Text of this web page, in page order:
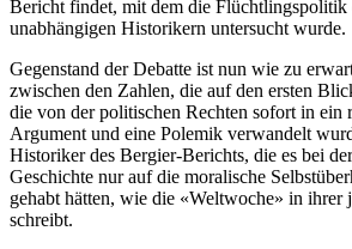
Bericht findet, mit dem die Flüchtlingspolitik
unabhängigen Historikern untersucht wurde.
Gegenstand der Debatte ist nun wie zu
zwischen den Zahlen, die auf den ersten
die von der politischen Rechten sofort in ein
Argument und eine Polemik verwandelt
Historiker des Bergier-Berichts, die es bei
Geschichte nur auf die moralische
gehabt hätten, wie die «Weltwoche» in ihrer
schreibt.